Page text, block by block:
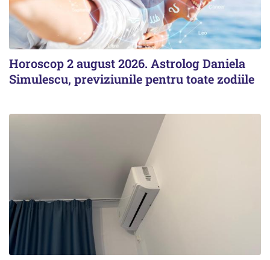
Horoscop 2 august 2026. Astrolog Daniela
Simulescu, previziunile pentru toate zodiile